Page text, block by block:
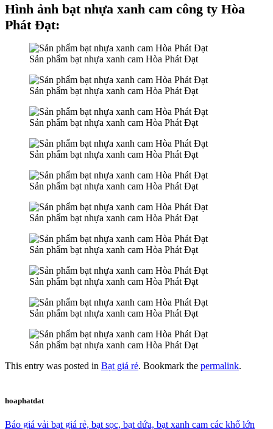
Hình ảnh bạt nhựa xanh cam công ty Hòa
Phát Đạt:
Sản phẩm bạt nhựa xanh cam Hòa Phát Đạt
Sản phẩm bạt nhựa xanh cam Hòa Phát Đạt
Sản phẩm bạt nhựa xanh cam Hòa Phát Đạt
Sản phẩm bạt nhựa xanh cam Hòa Phát Đạt
Sản phẩm bạt nhựa xanh cam Hòa Phát Đạt
Sản phẩm bạt nhựa xanh cam Hòa Phát Đạt
Sản phẩm bạt nhựa xanh cam Hòa Phát Đạt
Sản phẩm bạt nhựa xanh cam Hòa Phát Đạt
Sản phẩm bạt nhựa xanh cam Hòa Phát Đạt
Sản phẩm bạt nhựa xanh cam Hòa Phát Đạt
This entry was posted in Bạt giá rẻ. Bookmark the permalink.
hoaphatdat
Báo giá vải bạt giá rẻ, bạt sọc, bạt dứa, bạt xanh cam các khổ lớn